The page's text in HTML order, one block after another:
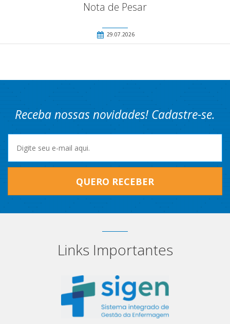
Nota de Pesar
29.07.2026
Receba nossas novidades! Cadastre-se.
QUERO RECEBER
Links Importantes